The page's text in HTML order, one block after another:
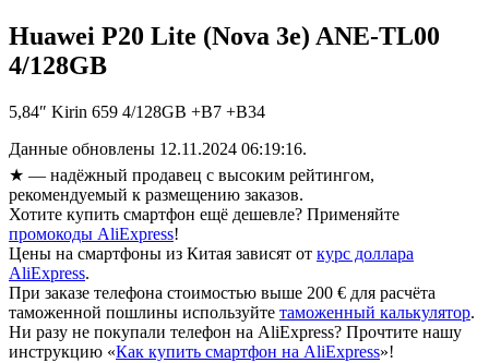
Huawei P20 Lite (Nova 3e) ANE-TL00
4/128GB
5,84″ Kirin 659 4/128GB +B7 +B34
Данные обновлены 12.11.2024 06:19:16.
★ — надёжный продавец с высоким рейтингом,
рекомендуемый к размещению заказов.
Хотите купить смартфон ещё дешевле? Применяйте
промокоды AliExpress!
Цены на смартфоны из Китая зависят от курс доллара
AliExpress.
При заказе телефона стоимостью выше 200 € для расчёта
таможенной пошлины используйте таможенный калькулятор.
Ни разу не покупали телефон на AliExpress? Прочтите нашу
инструкцию «Как купить смартфон на AliExpress»!